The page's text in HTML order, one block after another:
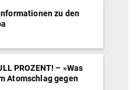
zu den
PROZENT! – »Was
Atomschlag gegen